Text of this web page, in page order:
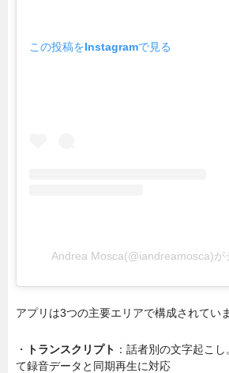
この投稿をInstagramで見る
Andrea Mosca(@iandreamosca)が
アプリは3つの主要エリアで構成されていま
・ トランスクリプト ：話者別の文字起こ
て録音データと同期再生に対応